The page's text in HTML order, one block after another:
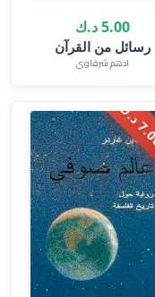
5.00 د.ك
رسائل من القرآن
ادهم شرقاوى
.
0
0
د
.